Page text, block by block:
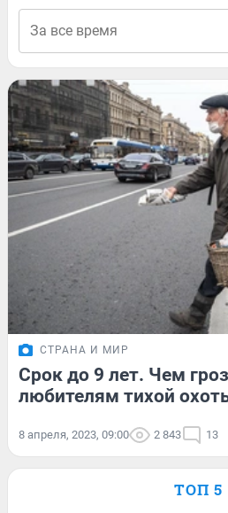
СТРАНА И МИР
Срок до 9 лет. Чем
любителям тихой
8 апреля, 2023, 09:00 2 843 13
ТОП 5